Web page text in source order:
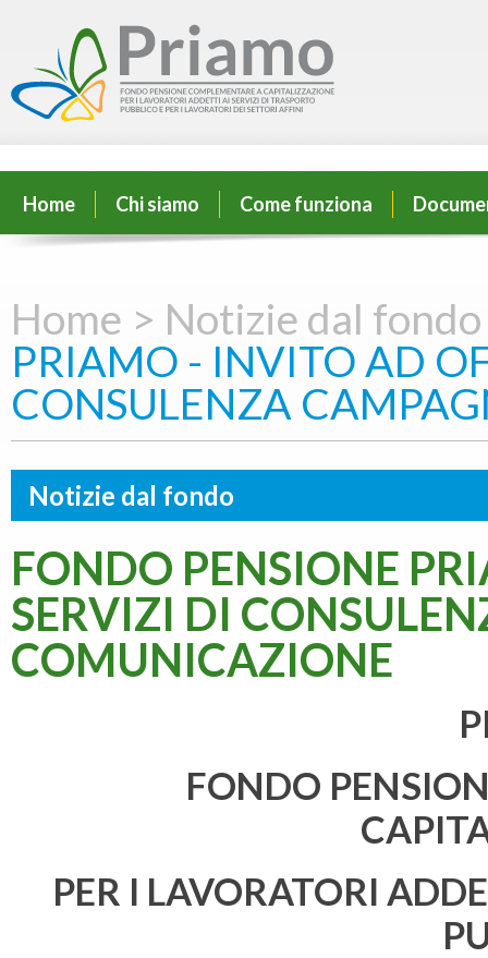
Home Chi siamo Come funziona
Home > Notizie dal
PRIAMO - INVITO AD
CONSULENZA
Notizie dal fondo
FONDO PENSIONE
SERVIZI DI
COMUNICAZIONE
FONDO
PER I LAVORATORI